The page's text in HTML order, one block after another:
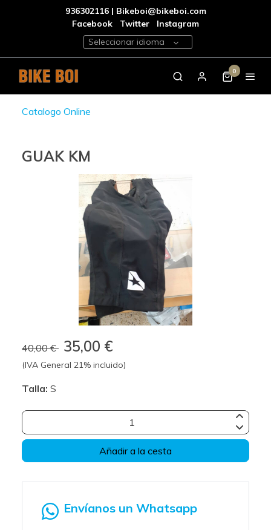
936302116 | Bikeboi@bikeboi.com
Facebook
Twitter
Instagram
Seleccionar idioma
0
Catalogo Online
GUAK KM
40,00 € 35,00 €
(IVA General 21% incluido)
Talla: S
Añadir a la cesta
Envíanos un Whatsapp